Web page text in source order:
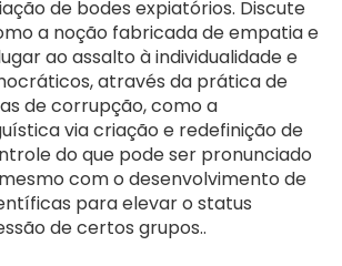
de bodes expiatórios. Discute
a noção fabricada de empatia e
ao assalto à individualidade e
através da prática de
de corrupção, como a
via criação e redefinição de
do que pode ser pronunciado
com o desenvolvimento de
para elevar o status
de certos grupos..